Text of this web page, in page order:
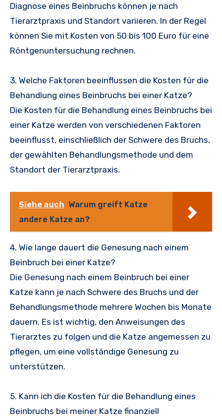
Diagnose eines Beinbruchs können je nach
Tierarztpraxis und Standort variieren. In der Regel
können Sie mit Kosten von 50 bis 100 Euro für eine
Röntgenuntersuchung rechnen.
3. Welche Faktoren beeinflussen die Kosten für die
Behandlung eines Beinbruchs bei einer Katze?
Die Kosten für die Behandlung eines Beinbruchs bei
einer Katze werden von verschiedenen Faktoren
beeinflusst, einschließlich der Schwere des Bruchs,
der gewählten Behandlungsmethode und dem
Standort der Tierarztpraxis.
Siehe auch Warum greift Katze
andere Katze an?
4. Wie lange dauert die Genesung nach einem
Beinbruch bei einer Katze?
Die Genesung nach einem Beinbruch bei einer
Katze kann je nach Schwere des Bruchs und der
Behandlungsmethode mehrere Wochen bis Monate
dauern. Es ist wichtig, den Anweisungen des
Tierarztes zu folgen und die Katze angemessen zu
pflegen, um eine vollständige Genesung zu
unterstützen.
5. Kann ich die Kosten für die Behandlung eines
Beinbruchs bei meiner Katze finanziell